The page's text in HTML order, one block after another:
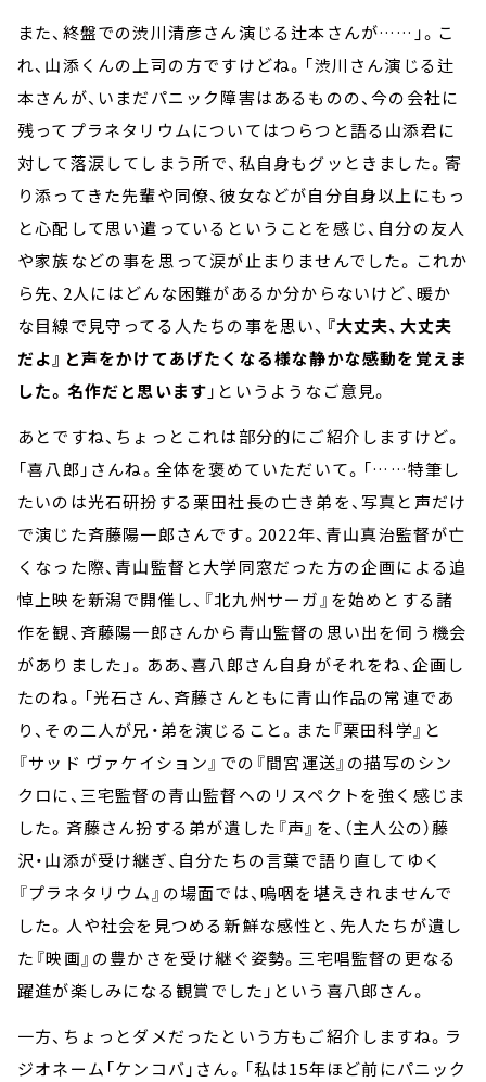
また、終盤での渋川清彦さん演じる辻本さんが……」。こ
れ、山添くんの上司の方ですけどね。「渋川さん演じる辻
本さんが、いまだパニック障害はあるものの、今の会社に
残ってプラネタリウムについてはつらつと語る山添君に
対して落涙してしまう所で、私自身もグッときました。寄
り添ってきた先輩や同僚、彼女などが自分自身以上にもっ
と心配して思い遣っているということを感じ、自分の友人
や家族などの事を思って涙が止まりませんでした。これか
ら先、2人にはどんな困難があるか分からないけど、暖か
な目線で見守ってる人たちの事を思い、 『大丈夫、大丈夫
だよ』と声をかけてあげたくなる様な静かな感動を覚えま
した。名作だと思います 」というようなご意見。
あとですね、ちょっとこれは部分的にご紹介しますけど。
「喜八郎」さんね。全体を褒めていただいて。「……特筆し
たいのは光石研扮する栗田社長の亡き弟を、写真と声だけ
で演じた斉藤陽一郎さんです。2022年、青山真治監督が亡
くなった際、青山監督と大学同窓だった方の企画による追
悼上映を新潟で開催し、『北九州サーガ』を始めとする諸
作を観、斉藤陽一郎さんから青山監督の思い出を伺う機会
がありました」。ああ、喜八郎さん自身がそれをね、企画し
たのね。「光石さん、斉藤さんともに青山作品の常連であ
り、その二人が兄・弟を演じること。また『栗田科学』と
『サッド ヴァケイション』での『間宮運送』の描写のシン
クロに、三宅監督の青山監督へのリスペクトを強く感じま
した。斉藤さん扮する弟が遺した『声』を、（主人公の）藤
沢・山添が受け継ぎ、自分たちの言葉で語り直してゆく
『プラネタリウム』の場面では、嗚咽を堪えきれませんで
した。人や社会を見つめる新鮮な感性と、先人たちが遺し
た『映画』の豊かさを受け継ぐ姿勢。三宅唱監督の更なる
躍進が楽しみになる観賞でした」という喜八郎さん。
一方、ちょっとダメだったという方もご紹介しますね。ラ
ジオネーム「ケンコバ」さん。「私は15年ほど前にパニック